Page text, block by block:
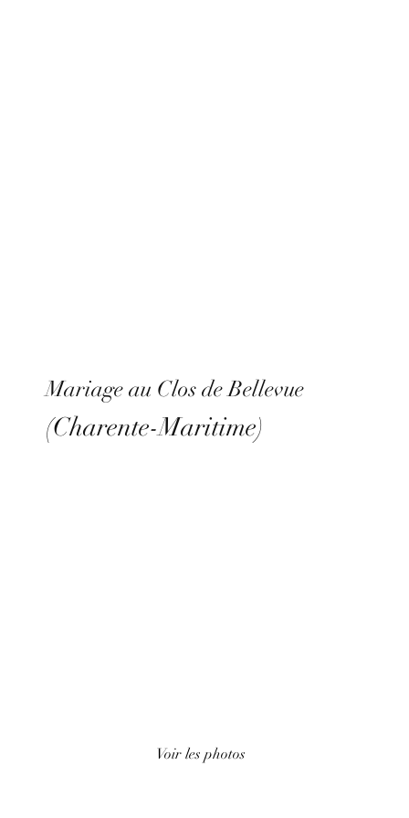
Mariage au Clos de Bellevue
(Charente-Maritime)
Voir les photos